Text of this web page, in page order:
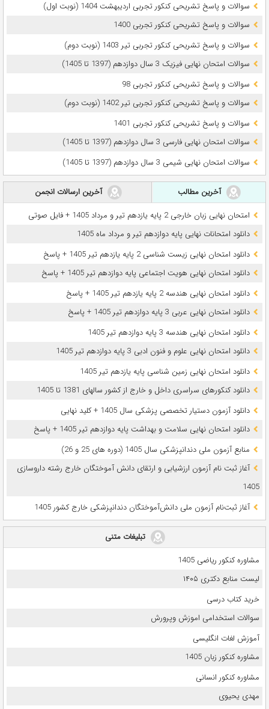
سوالات و پاسخ تشریحی کنکور تجربی اردیبهشت 1404 (نوبت اول)
سوالات و پاسخ تشریحی کنکور تجربی 1400
سوالات و پاسخ تشریحی کنکور تجربی تیر 1403 (نوبت دوم)
سوالات امتحان نهایی فیزیک 3 سال دوازدهم (1397 تا 1405)
سوالات و پاسخ تشریحی کنکور تجربی 98
سوالات و پاسخ تشریحی کنکور تجربی تیر 1402 (نوبت دوم)
سوالات و پاسخ تشریحی کنکور تجربی 1401
سوالات امتحان نهایی فارسی 3 سال دوازدهم (1397 تا 1405)
سوالات امتحان نهایی شیمی 3 سال دوازدهم (1397 تا 1405)
آخرین مطالب
آخرین ارسالات انجمن
امتحان نهایی زبان خارجی 2 پایه یازدهم تیر و مرداد 1405 + فایل صوتی
دانلود امتحانات نهایی پایه دوازدهم تیر و مرداد ماه 1405
دانلود امتحان نهایی زیست شناسی 2 پایه یازدهم تیر 1405 + پاسخ
دانلود امتحان نهایی هویت اجتماعی پایه دوازدهم تیر 1405 + پاسخ
دانلود امتحان نهایی هندسه 2 پایه یازدهم تیر 1405 + پاسخ
دانلود امتحان نهایی عربی 3 پایه دوازدهم تیر 1405 + پاسخ
دانلود امتحان نهایی هندسه 3 پایه دوازدهم تیر 1405
دانلود امتحان نهایی علوم و فنون ادبی 3 پایه دوازدهم تیر 1405
دانلود امتحان نهایی زمین شناسی پایه یازدهم تیر 1405
دانلود کنکورهای سراسری داخل و خارج از کشور سالهای 1381 تا 1405
دانلود آزمون دستیار تخصصی پزشکی سال 1405 + کلید نهایی
دانلود امتحان نهایی سلامت و بهداشت پایه دوازدهم تیر 1405 + پاسخ
ﻣﻨﺎﺑﻊ آزﻣﻮن ﻣﻠﯽ دندانپزشکی سال 1405 (دوره های 25 و 26)
آغاز ثبت نام آزمون‌ ارزشیابی و ارتقای دانش آموختگان خارج رشته داروسازی
1405
آغاز ثبت‌نام آزمون ملی دانش‌آموختگان دندانپزشکی خارج کشور 1405
تبلیغات متنی
مشاوره کنکور ریاضی 1405
لیست منابع دکتری ۱۴۰۵
خرید کتاب درسی
سوالات استخدامی اموزش وپرورش
آموزش لغات انگلیسی
مشاوره کنکور زبان 1405
مشاوره کنکور انسانی
مهدی یحیوی